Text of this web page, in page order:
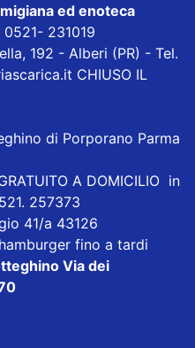
ed enoteca
231019
192 - Alberi (PR) - Tel.
CHIUSO IL
di Porporano Parma
A DOMICILIO in
257373
41/a 43126
fino a tardi
Via dei